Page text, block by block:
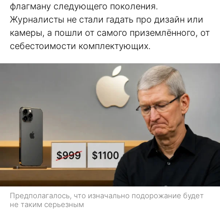
флагману следующего поколения.
Журналисты не стали гадать про дизайн или
камеры, а пошли от самого приземлённого, от
себестоимости комплектующих.
Предполагалось, что изначально подорожание будет
не таким серьезным